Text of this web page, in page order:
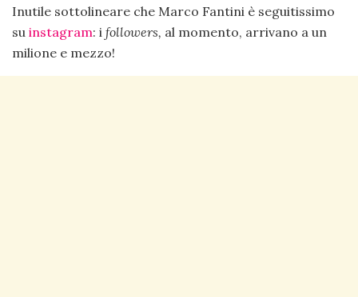
Inutile sottolineare che Marco Fantini è seguitissimo
su instagram: i followers, al momento, arrivano a un
milione e mezzo!